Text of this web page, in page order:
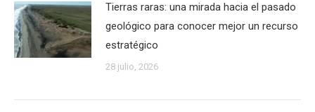
Tierras raras: una mirada hacia el pasado
geológico para conocer mejor un recurso
estratégico
28 julio, 2026